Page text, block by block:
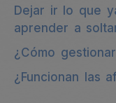
Dejar ir lo que
aprender a
¿Cómo
¿Funcionan las